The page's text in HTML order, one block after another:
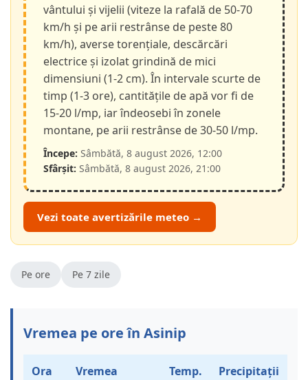
vântului și vijelii (viteze la rafală de 50-70
km/h și pe arii restrânse de peste 80
km/h), averse torențiale, descărcări
electrice și izolat grindină de mici
dimensiuni (1-2 cm). În intervale scurte de
timp (1-3 ore), cantitățile de apă vor fi de
15-20 l/mp, iar îndeosebi în zonele
montane, pe arii restrânse de 30-50 l/mp.
Începe: Sâmbătă, 8 august 2026, 12:00
Sfârșit: Sâmbătă, 8 august 2026, 21:00
Vezi toate avertizările meteo →
Pe ore Pe 7 zile
Vremea pe ore în Asinip
Ora Vremea Temp. Precipitații